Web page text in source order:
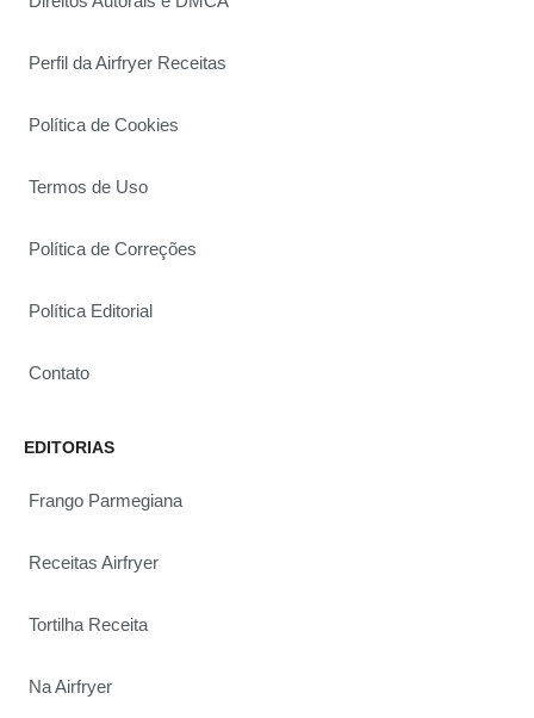
Perfil da Airfryer Receitas
Política de Cookies
Termos de Uso
Política de Correções
Política Editorial
Contato
EDITORIAS
Frango Parmegiana
Receitas Airfryer
Tortilha Receita
Na Airfryer